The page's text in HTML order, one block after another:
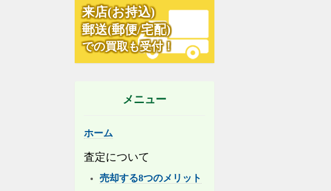
来店(お持込)
郵送(郵便/宅配)
での買取も受付！
メニュー
ホーム
査定について
売却する8つのメリット